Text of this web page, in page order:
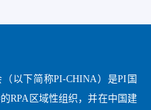
（以下简称PI-CHINA）是PI国
RPA区域性组织，并在中国建